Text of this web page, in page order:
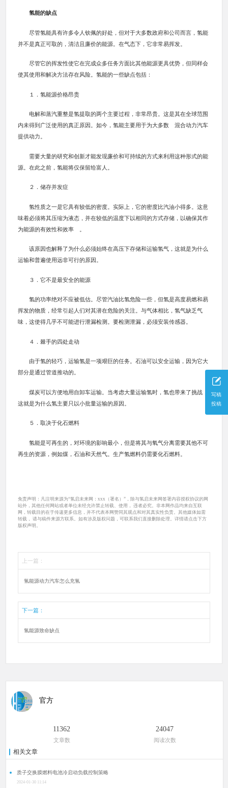
写稿
投稿
氢能的缺点
尽管氢能具有许多令人钦佩的好处，但对于大多数政府和公司而言，氢能
并不是真正可取的，清洁且廉价的能源。在气态下，它非常易挥发。
尽管它的挥发性使它在完成众多任务方面比其他能源更具优势，但同样会
使其使用和解决方法存在风险。氢能的一些缺点包括：
１．氢能源价格昂贵
电解和蒸汽重整是氢提取的两个主要过程，非常昂贵。这是其在全球范围
内未得到广泛使用的真正原因。如今，氢能主要用于为大多数 混合动力汽车
提供动力。
需要大量的研究和创新才能发现廉价和可持续的方式来利用这种形式的能
源。在此之前，氢能将仅保留给富人。
２．储存并发症
氢性质之一是它具有较低的密度。实际上，它的密度比汽油小得多。这意
味着必须将其压缩为液态，并在较低的温度下以相同的方式存储，以确保其作
为能源的有效性和效率 。
该原因也解释了为什么必须始终在高压下存储和运输氢气，这就是为什么
运输和普遍使用远非可行的原因。
３．它不是最安全的能源
氢的功率绝对不应被低估。尽管汽油比氢危险一些，但氢是高度易燃和易
挥发的物质，经常引起人们对其潜在危险的关注。与气体相比，氢气缺乏气
味，这使得几乎不可能进行泄漏检测。要检测泄漏，必须安装传感器。
４．棘手的四处走动
由于氢的轻巧，运输氢是一项艰巨的任务。石油可以安全运输，因为它大
部分是通过管道推动的。
煤炭可以方便地用自卸车运输。当考虑大量运输氢时，氢也带来了挑战，
这就是为什么氢主要只以小批量运输的原因。
５．取决于化石燃料
氢能是可再生的，对环境的影响最小，但是将其与氧气分离需要其他不可
再生的资源，例如煤，石油和天然气。生产氢燃料仍需要化石燃料。
免责声明：凡注明来源为“氢启未来网：xxx（署名）”，除与氢启未来网签署内容授权协议的网
站外，其他任何网站或者单位未经允许禁止转载、使用， 违者必究。非本网作品均来自互联
网，转载目的在于传递更多信息，并不代表本网赞同其观点和对其真实性负责。其他媒体如需
转载， 请与稿件来源方联系。如有涉及版权问题，可联系我们直接删除处理。详情请点击下方
版权声明。
上一篇：
氢能源动力汽车怎么充氢
下一篇：
氢能源致命缺点
官方
11362
文章数
24047
阅读次数
相关文章
质子交换膜燃料电池冷启动负载控制策略
2024-01-30 11:14